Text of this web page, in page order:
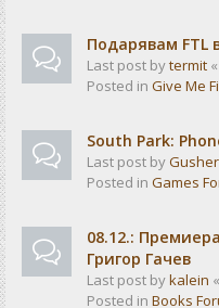
Подарявам FTL
Last post bytermit «
Posted in Give Me
South Park:
Last post by
Posted in Games
08.12.:
Григор Гачев
Last post bykalein «
Posted in Books